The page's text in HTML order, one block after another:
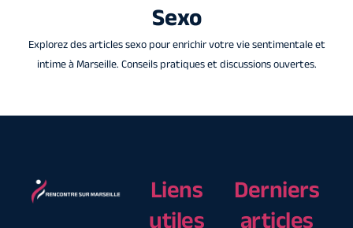
Sexo
Explorez des articles sexo pour enrichir votre vie sentimentale et
intime à Marseille. Conseils pratiques et discussions ouvertes.
Liens Derniers